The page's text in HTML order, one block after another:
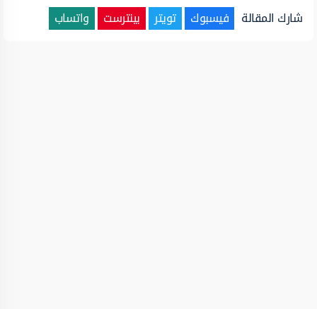
شارك المقالة فيسبوك تويتر بينترست واتساب